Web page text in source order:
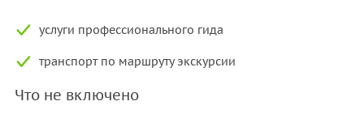
услуги профессионального гида
транспорт по маршруту экскурсии
Что не включено